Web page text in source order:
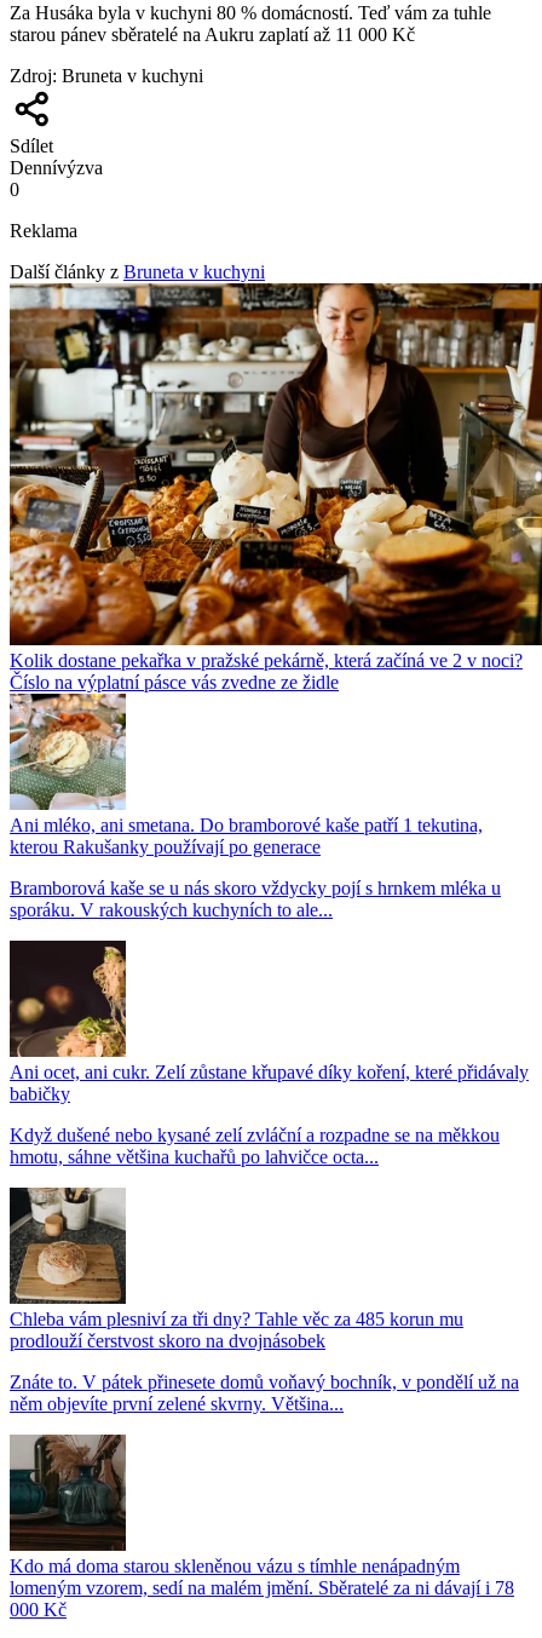
Za Husáka byla v kuchyni 80 % domácností. Teď vám za tuhle
starou pánev sběratelé na Aukru zaplatí až 11 000 Kč
Zdroj: Bruneta v kuchyni
Sdílet
Dennívýzva
0
Reklama
Další články z Bruneta v kuchyni
Kolik dostane pekařka v pražské pekárně, která začíná ve 2 v noci?
Číslo na výplatní pásce vás zvedne ze židle
Ani mléko, ani smetana. Do bramborové kaše patří 1 tekutina,
kterou Rakušanky používají po generace
Bramborová kaše se u nás skoro vždycky pojí s hrnkem mléka u
sporáku. V rakouských kuchyních to ale...
Ani ocet, ani cukr. Zelí zůstane křupavé díky koření, které přidávaly
babičky
Když dušené nebo kysané zelí zvláční a rozpadne se na měkkou
hmotu, sáhne většina kuchařů po lahvičce octa...
Chleba vám plesniví za tři dny? Tahle věc za 485 korun mu
prodlouží čerstvost skoro na dvojnásobek
Znáte to. V pátek přinesete domů voňavý bochník, v pondělí už na
něm objevíte první zelené skvrny. Většina...
Kdo má doma starou skleněnou vázu s tímhle nenápadným
lomeným vzorem, sedí na malém jmění. Sběratelé za ni dávají i 78
000 Kč